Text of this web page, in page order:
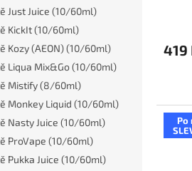
Just Juice (10/60ml)
KickIt (10/60ml)
Kozy (AEON) (10/60ml)
Liqua Mix&Go (10/60ml)
Mistify (8/60ml)
Monkey Liquid (10/60ml)
Nasty Juice (10/60ml)
ProVape (10/60ml)
Pukka Juice (10/60ml)
419
Po